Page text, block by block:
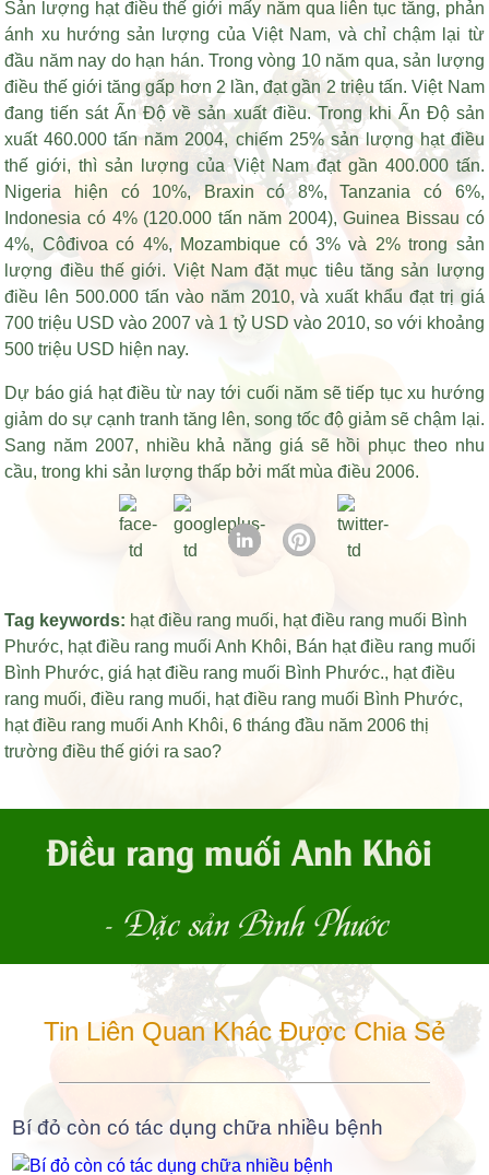
Sản lượng hạt điều thế giới mấy năm qua liên tục tăng, phản
ánh xu hướng sản lượng của Việt Nam, và chỉ chậm lại từ
đầu năm nay do hạn hán. Trong vòng 10 năm qua, sản lượng
điều thế giới tăng gấp hơn 2 lần, đạt gần 2 triệu tấn. Việt Nam
đang tiến sát Ấn Độ về sản xuất điều. Trong khi Ấn Độ sản
xuất 460.000 tấn năm 2004, chiếm 25% sản lượng hạt điều
thế giới, thì sản lượng của Việt Nam đạt gần 400.000 tấn.
Nigeria hiện có 10%, Braxin có 8%, Tanzania có 6%,
Indonesia có 4% (120.000 tấn năm 2004), Guinea Bissau có
4%, Côđivoa có 4%, Mozambique có 3% và 2% trong sản
lượng điều thế giới. Việt Nam đặt mục tiêu tăng sản lượng
điều lên 500.000 tấn vào năm 2010, và xuất khẩu đạt trị giá
700 triệu USD vào 2007 và 1 tỷ USD vào 2010, so với khoảng
500 triệu USD hiện nay.
Dự báo giá hạt điều từ nay tới cuối năm sẽ tiếp tục xu hướng
giảm do sự cạnh tranh tăng lên, song tốc độ giảm sẽ chậm lại.
Sang năm 2007, nhiều khả năng giá sẽ hồi phục theo nhu
cầu, trong khi sản lượng thấp bởi mất mùa điều 2006.
Tag keywords: hạt điều rang muối, hạt điều rang muối Bình
Phước, hạt điều rang muối Anh Khôi, Bán hạt điều rang muối
Bình Phước,giá hạt điều rang muối Bình Phước., hạt điều
rang muối,điều rang muối, hạt điều rang muối Bình Phước,
hạt điều rang muối Anh Khôi,6 tháng đầu năm 2006 thị
trường điều thế giới ra sao?
Điều rang muối Anh Khôi
- Đặc sản Bình Phước
Tin Liên Quan Khác Được Chia Sẻ
Bí đỏ còn có tác dụng chữa nhiều bệnh